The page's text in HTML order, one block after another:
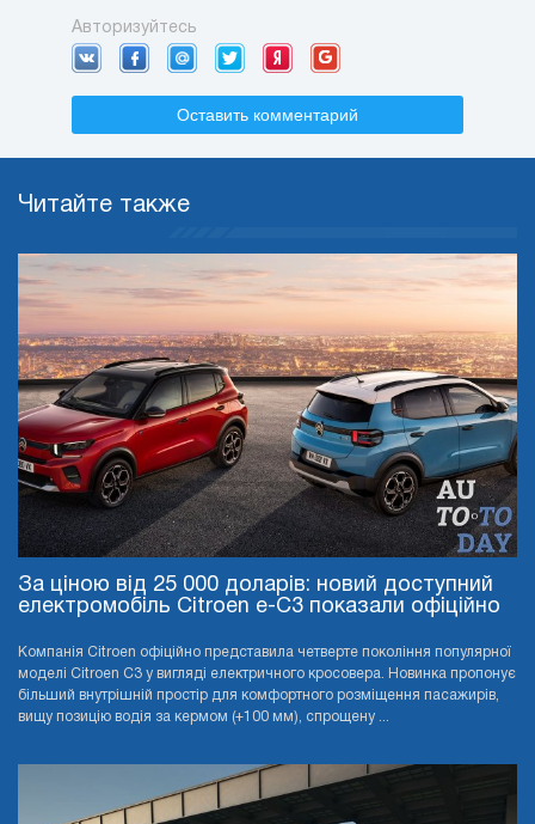
Авторизуйтесь
Оставить комментарий
Читайте также
За ціною від 25 000 доларів: новий доступний
електромобіль Citroen e-C3 показали офіційно
Компанія Citroen офіційно представила четверте покоління популярної
моделі Citroen C3 у вигляді електричного кросовера. Новинка пропонує
більший внутрішній простір для комфортного розміщення пасажирів,
вищу позицію водія за кермом (+100 мм), спрощену ...